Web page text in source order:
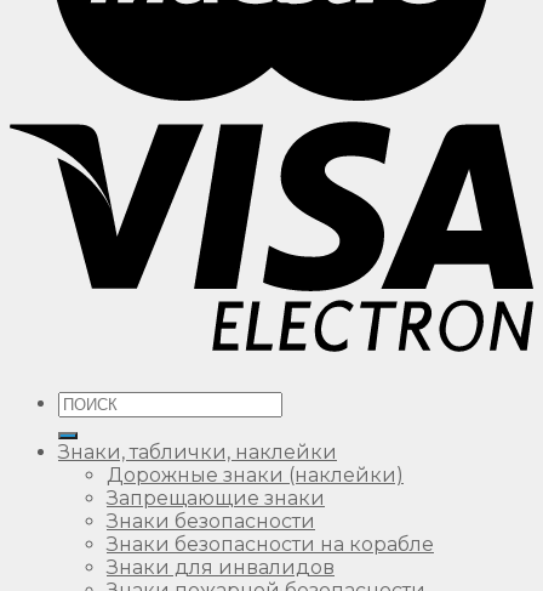
Искать:
Знаки, таблички, наклейки
Дорожные знаки (наклейки)
Запрещающие знаки
Знаки безопасности
Знаки безопасности на корабле
Знаки для инвалидов